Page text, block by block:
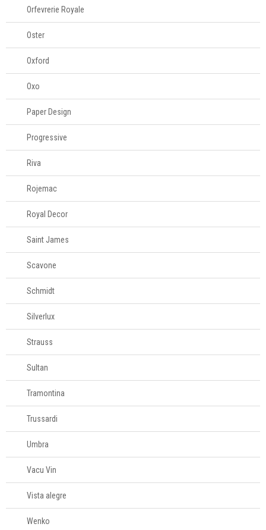
Orfevrerie Royale
Oster
Oxford
Oxo
Paper Design
Progressive
Riva
Rojemac
Royal Decor
Saint James
Scavone
Schmidt
Silverlux
Strauss
Sultan
Tramontina
Trussardi
Umbra
Vacu Vin
Vista alegre
Wenko